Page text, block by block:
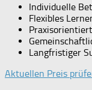
Individuelle
Flexibles
Langfristiger
Aktuellen Preis